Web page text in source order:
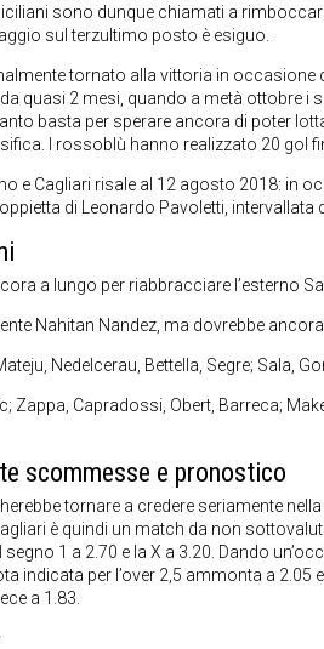
sono dunque chiamati a
sul terzultimo posto è esiguo.
tornato alla vittoria in
quasi 2 mesi, quando a metà ottobre i
basta per sperare ancora di poter
I rossoblù hanno realizzato 20 gol
e Cagliari risale al 12 agosto 2018: in
di Leonardo Pavoletti, intervallata
a lungo per riabbracciare l’esterno
Nahitan Nandez, ma dovrebbe
Nedelcerau, Bettella, Segre; Sala,
Zappa, Capradossi, Obert, Barreca;
scommesse e pronostico
tornare a credere seriamente
è quindi un match da non
1 a 2.70 e la X a 3.20. Dando
indicata per l’over 2,5 ammonta a 2.05
a 1.83.